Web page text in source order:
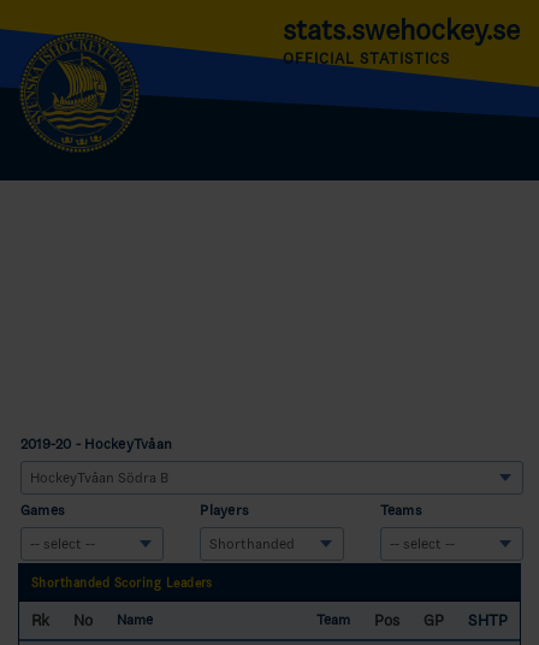
stats.swehockey.se
OFFICIAL STATISTICS
2019-20 - HockeyTvåan
Games Players Teams
Shorthanded Scoring Leaders
Rk No Name Team Pos GP
SHTP